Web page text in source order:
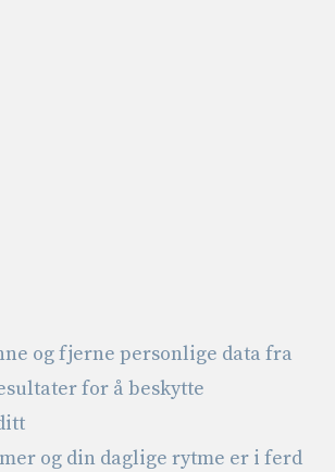
og fjerne personlige data fra
for å beskytte
og din daglige rytme er i ferd